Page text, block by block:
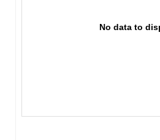
No data to